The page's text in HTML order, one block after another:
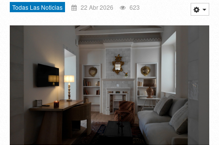
Todas Las Noticias 22 Abr 2026 623